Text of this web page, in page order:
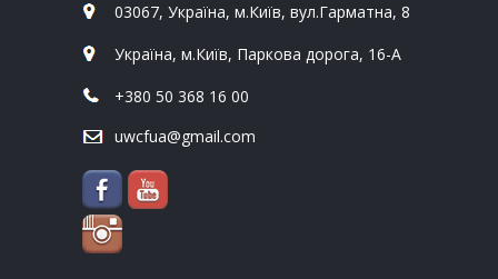
03067, Україна, м.Київ, вул.Гарматна, 8
Україна, м.Київ, Паркова дорога, 16-А
+380 50 368 16 00
uwcfua@gmail.com